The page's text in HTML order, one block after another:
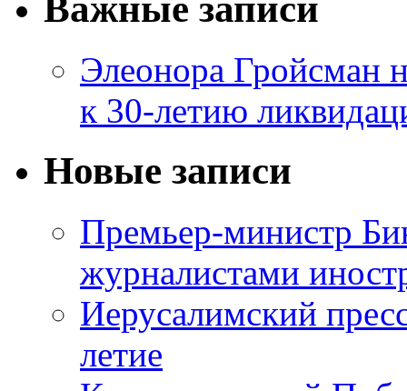
Элеонора Гройсман
к 30-летию
Новые записи
Премьер-министр
журналистами
Иерусалимский
летие